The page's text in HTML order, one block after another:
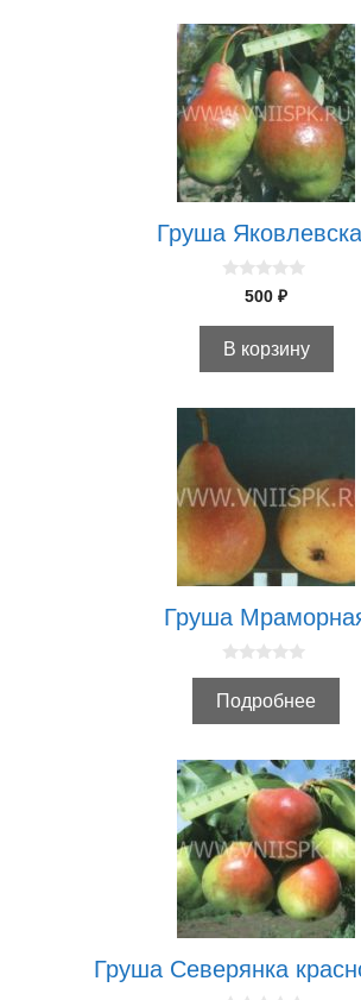
Груша
500 ₽
В корзину
Груша
0
и
з
5
Подробнее
Груша Северянка